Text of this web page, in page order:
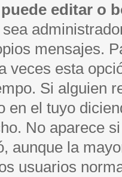
editar o
mensajes.
veces esta
Si alguien
en el tuyo
No aparece
aunque la
usuarios